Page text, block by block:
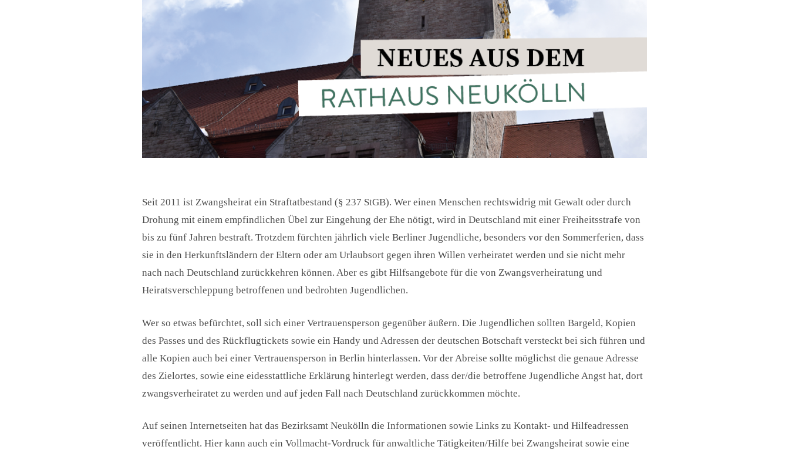
Seit 2011 ist Zwangsheirat ein Straftatbestand (§ 237 StGB). Wer einen Menschen rechtswidrig mit Gewalt oder durch
Drohung mit einem empfindlichen Übel zur Eingehung der Ehe nötigt, wird in Deutschland mit einer Freiheitsstrafe von
bis zu fünf Jahren bestraft. Trotzdem fürchten jährlich viele Berliner Jugendliche, besonders vor den Sommerferien, dass
sie in den Herkunftsländern der Eltern oder am Urlaubsort gegen ihren Willen verheiratet werden und sie nicht mehr
nach nach Deutschland zurückkehren können. Aber es gibt Hilfsangebote für die von Zwangsverheiratung und
Heiratsverschleppung betroffenen und bedrohten Jugendlichen.
Wer so etwas befürchtet, soll sich einer Vertrauensperson gegenüber äußern. Die Jugendlichen sollten Bargeld, Kopien
des Passes und des Rückflugtickets sowie ein Handy und Adressen der deutschen Botschaft versteckt bei sich führen und
alle Kopien auch bei einer Vertrauensperson in Berlin hinterlassen. Vor der Abreise sollte möglichst die genaue Adresse
des Zielortes, sowie eine eidesstattliche Erklärung hinterlegt werden, dass der/die betroffene Jugendliche Angst hat, dort
zwangsverheiratet zu werden und auf jeden Fall nach Deutschland zurückkommen möchte.
Auf seinen Internetseiten hat das Bezirksamt Neukölln die Informationen sowie Links zu Kontakt- und Hilfeadressen
veröffentlicht. Hier kann auch ein Vollmacht-Vordruck für anwaltliche Tätigkeiten/Hilfe bei Zwangsheirat sowie eine